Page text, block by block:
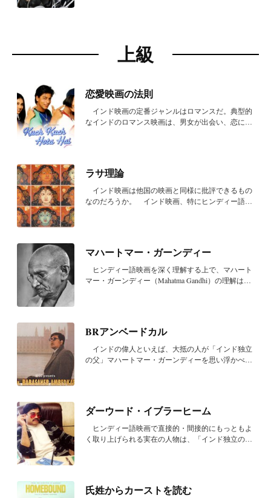
上級
恋愛映画の法則
インド映画の定番ジャンルはロマンスだ。典型的
なインドのロマンス映画は、男女が出会い、恋に落
ラサ理論
インド映画は他国の映画と同様に批評できるもの
なのだろうか。 インド映画、特にヒンディー語映
マハートマー・ガーンディー
ヒンディー語映画を深く理解する上で、マハート
マー・ガーンディー（Mahatma Gandhi）の理解は必
BRアンベードカル
インドの偉人といえば、大抵の人が「インド独立
の父」マハートマー・ガーンディーを思い浮かべる
ダーウード・イブラーヒーム
ヒンディー語映画で直接的・間接的にもっともよ
く取り上げられる実在の人物は、「インド独立の
氏姓からカーストを読む